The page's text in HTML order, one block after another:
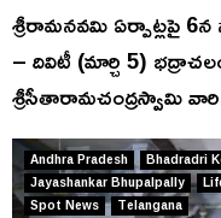
శ్రీరామనవమి ఏర్పాట్లపై
– దివిటీ (మార్చి 5)
శ్రీసీతారామచంద్రస్వామి
Andhra Pradesh Bhadradri
Jayashankar Bhupalpally
Spot News
Telangana